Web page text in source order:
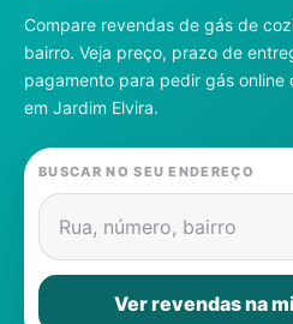
Notícias
Cadastre-se
Gás
Contatos
Compare revendas de gás de
bairro. Veja preço, prazo de
pagamento para pedir gás online
em Jardim Elvira.
BUSCAR NO SEU ENDEREÇO
Rua, número, bairro
Ver revendas na